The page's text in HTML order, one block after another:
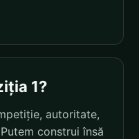
1?
autoritate,
construi însă